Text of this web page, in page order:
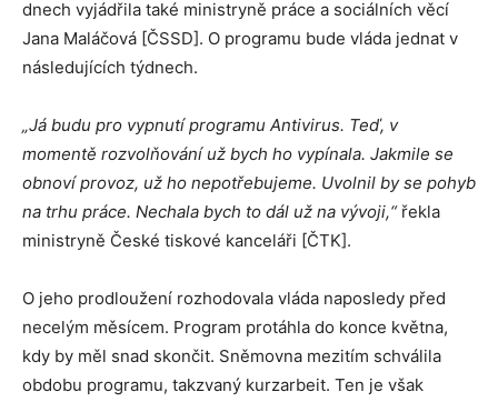
dnech vyjádřila také ministryně práce a sociálních věcí
Jana Maláčová [ČSSD]. O programu bude vláda jednat v
následujících týdnech.
„Já budu pro vypnutí programu Antivirus. Teď, v
momentě rozvolňování už bych ho vypínala. Jakmile se
obnoví provoz, už ho nepotřebujeme. Uvolnil by se pohyb
na trhu práce. Nechala bych to dál už na vývoji,“řekla
ministryně České tiskové kanceláři [ČTK].
O jeho prodloužení rozhodovala vláda naposledy před
necelým měsícem. Program protáhla do konce května,
kdy by měl snad skončit. Sněmovna mezitím schválila
obdobu programu, takzvaný kurzarbeit. Ten je však